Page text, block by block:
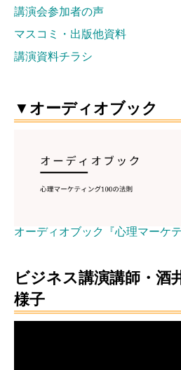
講演会参加者の声
マスコミ・出版他資料
講演資料チラシ
▼オーディオブック
オーディオブック『心理マーケ
ビジネス講演講師・酒
様子